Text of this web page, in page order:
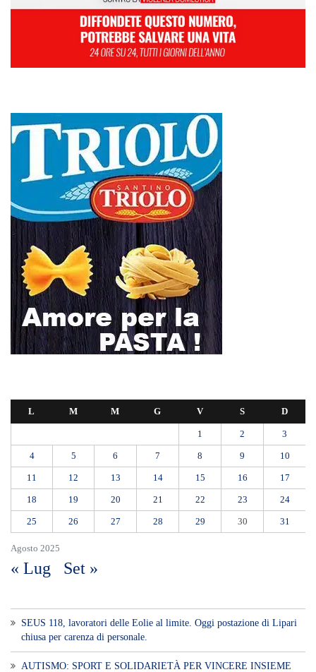
Agosto 2025
L M M G V S D
1 2 3
4 5 6 7 8 9 10
11 12 13 14 15 16 17
18 19 20 21 22 23 24
25 26 27 28 29 30 31
« Lug Set »
SEUS 118, lavoratori delle Eolie al limite. Oggi postazione di Lipari
chiusa per carenza di personale.
AUTISMO: SPORT E SOLIDARIETÀ PER VINCERE INSIEME